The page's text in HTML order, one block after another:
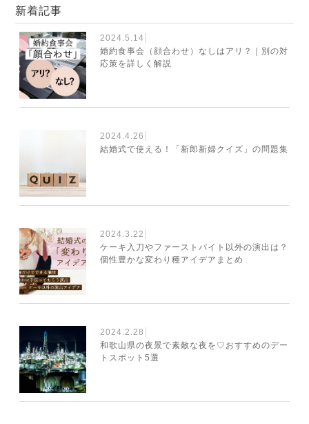
新着記事
2024.5.14
婚約食事会（顔合わせ）なしはアリ？｜別の対
応策を詳しく解説
2024.4.26
結婚式で使える！「新郎新婦クイズ」の問題集
2024.3.22
ケーキ入刀やファーストバイト以外の演出は？
個性豊かな変わり種アイデアまとめ
2024.2.28
和歌山県の夜景で素敵な夜を♡おすすめのデー
トスポット5選